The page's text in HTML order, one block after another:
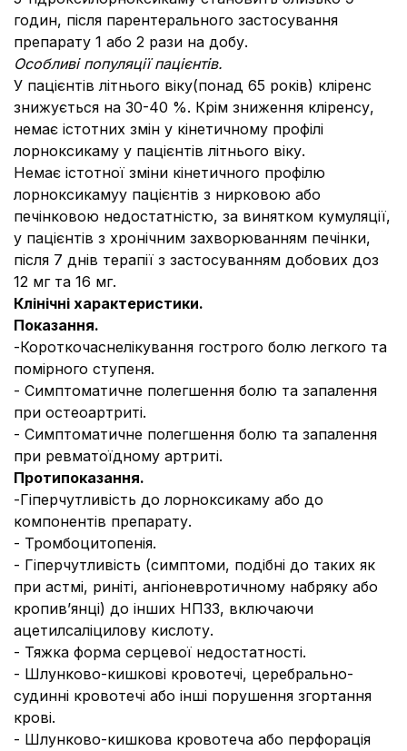
годин, після парентерального застосування
препарату 1 або 2 рази на добу.
Особливі популяції пацієнтів.
У пацієнтів літнього віку(понад 65 років) кліренс
знижується на 30-40 %. Крім зниження кліренсу,
немає істотних змін у кінетичному профілі
лорноксикаму у пацієнтів літнього віку.
Немає істотної зміни кінетичного профілю
лорноксикамуу пацієнтів з нирковою або
печінковою недостатністю, за винятком кумуляції,
у пацієнтів з хронічним захворюванням печінки,
після 7 днів терапії з застосуванням добових доз
12 мг та 16 мг.
Клінічні характеристики.
Показання.
-Короткочаснелікування гострого болю легкого та
помірного ступеня.
- Симптоматичне полегшення болю та запалення
при остеоартриті.
- Симптоматичне полегшення болю та запалення
при ревматоїдному артриті.
Протипоказання.
-Гіперчутливість до лорноксикаму або до
компонентів препарату.
- Тромбоцитопенія.
- Гіперчутливість (симптоми, подібні до таких як
при астмі, риніті, ангіоневротичному набряку або
кропив’янці) до інших НПЗЗ, включаючи
ацетилсаліцилову кислоту.
- Тяжка форма серцевої недостатності.
- Шлунково-кишкові кровотечі, церебрально-
судинні кровотечі або інші порушення згортання
крові.
- Шлунково-кишкова кровотеча або перфорація